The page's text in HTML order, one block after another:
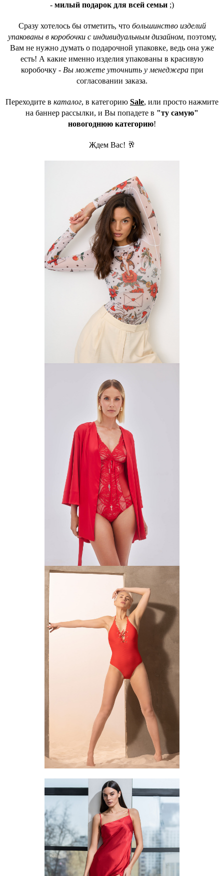
- милый подарок для всей семьи ;)
Сразу хотелось бы отметить, что большинство изделий
упакованы в коробочки с индивидуальным дизайном, поэтому,
Вам не нужно думать о подарочной упаковке, ведь она уже
есть! А какие именно изделия упакованы в красивую
коробочку - Вы можете уточнить у менеджерапри
согласовании заказа.
Переходите в каталог, в категорию Sale, или просто нажмите
на баннер рассылки, и Вы попадете в "ту самую"
новогоднюю категорию!
Ждем Вас! 🥂